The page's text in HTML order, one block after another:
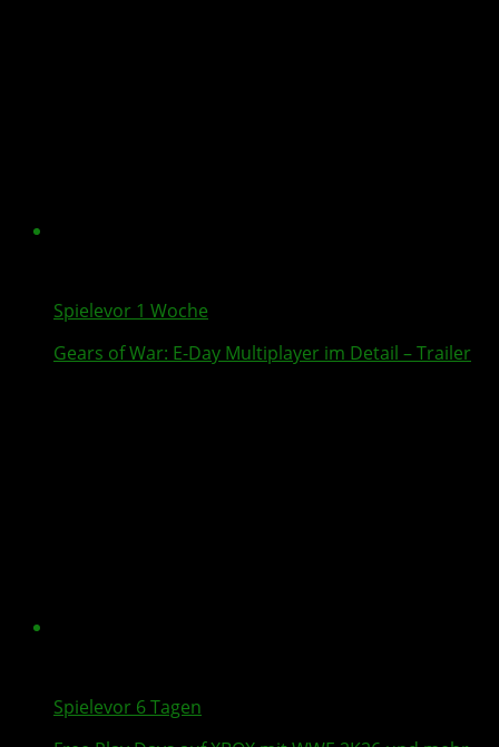
Spielevor 1 Woche
Gears of War: E-Day Multiplayer im Detail – Trailer
Spielevor 6 Tagen